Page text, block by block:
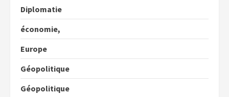
Diplomatie
économie,
Europe
Géopolitique
Géopolitique